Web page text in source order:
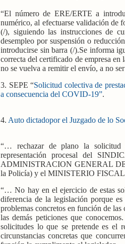
“El número de ERE/ERTE a
numérico, al efectuarse validación de
(/), siguiendo las instrucciones de
desempleo por suspensión o
introducirse sin barra (/).Se informa
correcta del certificado de empresa en
no se vuelva a remitir el envío, a no
3. SEPE “Solicitud colectiva de
a consecuencia del COVID-19”.
4. Auto dictadopor el Juzgado de lo
“… rechazar de plano la solicitud
representación procesal del
ADMINISTRACION GENERAL
la Policía) y el MINISTERIO
“… No hay en el ejercicio de estas
diferencia de la legislación porque
problemas concretos en función de las
las demás peticiones que
solicitudes lo que se pretende es el
circunstancias concretas que